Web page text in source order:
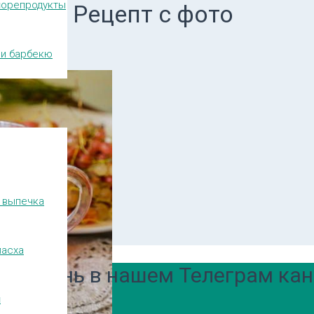
барбекю
Рецепт с фото
день в нашем Телеграм